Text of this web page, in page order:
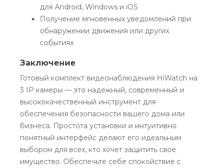
для Android, Windows и iOS
Получение мгновенных уведомлений при
обнаружении движения или других
событиях
Заключение
Готовый комплект видеонаблюдения HiWatch на
3 IP камеры — это надежный, современный и
высококачественный инструмент для
обеспечения безопасности вашего дома или
бизнеса. Простота установки и интуитивно
понятный интерфейс делают его идеальным
выбором для всех, кто хочет защитить свое
имущество. Обеспечьте себе спокойствие с